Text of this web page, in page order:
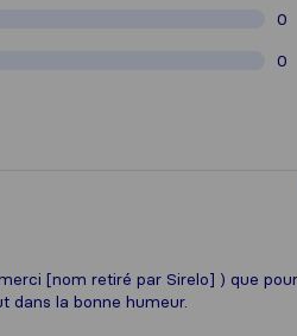
0
0
[nom retiré par Sirelo] ) que pour
dans la bonne humeur.